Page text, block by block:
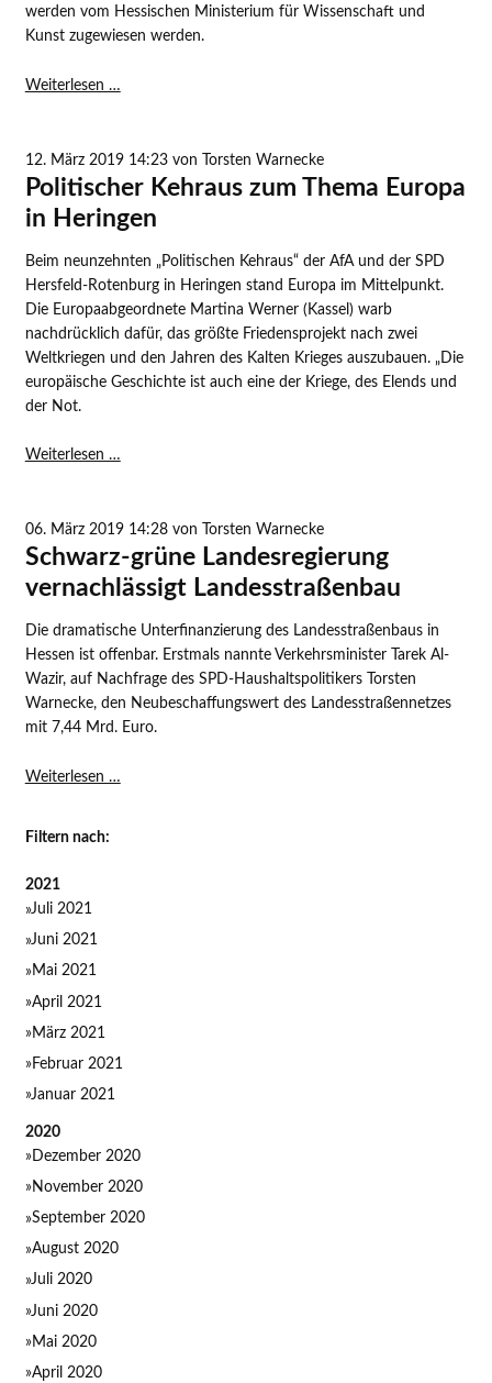
werden vom Hessischen Ministerium für Wissenschaft und
Kunst zugewiesen werden.
Weiterlesen …Chorverein
erhält
4.000
12. März 2019 14:23von Torsten Warnecke
Politischer Kehraus zum Thema Europa
in Heringen
Beim neunzehnten „Politischen Kehraus“ der AfA und der SPD
Hersfeld-Rotenburg in Heringen stand Europa im Mittelpunkt.
Die Europaabgeordnete Martina Werner (Kassel) warb
nachdrücklich dafür, das größte Friedensprojekt nach zwei
Weltkriegen und den Jahren des Kalten Krieges auszubauen. „Die
europäische Geschichte ist auch eine der Kriege, des Elends und
der Not.
Weiterlesen …Politischer
Thema
Europa
in
Heringen
06. März 2019 14:28von Torsten Warnecke
Schwarz-grüne Landesregierung
vernachlässigt Landesstraßenbau
Die dramatische Unterfinanzierung des Landesstraßenbaus in
Hessen ist offenbar. Erstmals nannte Verkehrsminister Tarek Al-
Wazir, auf Nachfrage des SPD-Haushaltspolitikers Torsten
Warnecke, den Neubeschaffungswert des Landesstraßennetzes
mit 7,44 Mrd. Euro.
Weiterlesen …
Filtern nach:
2021
Juli 2021
Juni 2021
Mai 2021
April 2021
März 2021
Februar 2021
Januar 2021
2020
Dezember 2020
November 2020
September 2020
August 2020
Juli 2020
Juni 2020
Mai 2020
April 2020